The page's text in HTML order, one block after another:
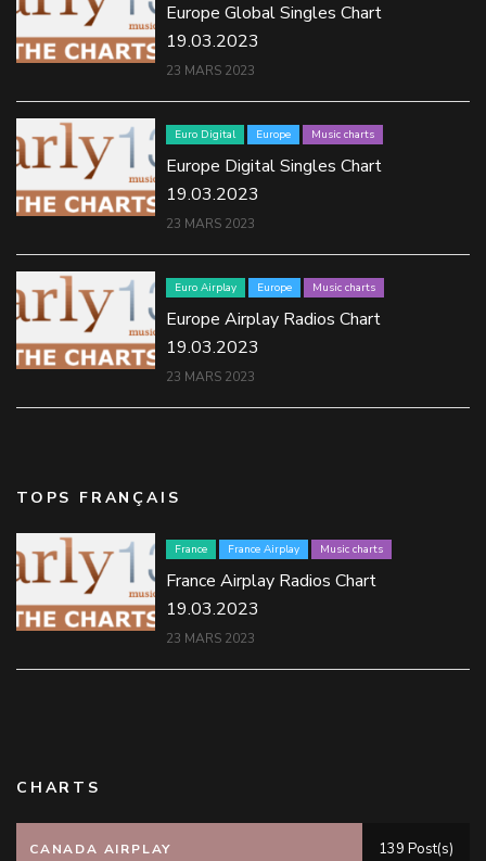
Europe Global Singles Chart
19.03.2023
23 MARS 2023
Euro Digital Europe Music charts
Europe Digital Singles Chart
19.03.2023
23 MARS 2023
Euro Airplay Europe Music charts
Europe Airplay Radios Chart
19.03.2023
23 MARS 2023
TOPS FRANÇAIS
France France Airplay Music charts
France Airplay Radios Chart
19.03.2023
23 MARS 2023
CHARTS
CANADA AIRPLAY 139 Post(s)